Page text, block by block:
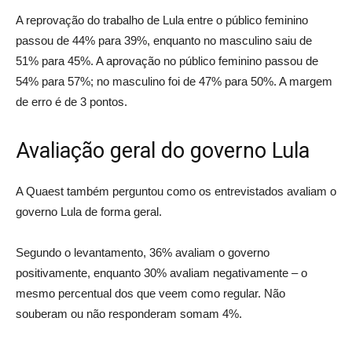
A reprovação do trabalho de Lula entre o público feminino
passou de 44% para 39%, enquanto no masculino saiu de
51% para 45%. A aprovação no público feminino passou de
54% para 57%; no masculino foi de 47% para 50%. A margem
de erro é de 3 pontos.
Avaliação geral do governo Lula
A Quaest também perguntou como os entrevistados avaliam o
governo Lula de forma geral.
Segundo o levantamento, 36% avaliam o governo
positivamente, enquanto 30% avaliam negativamente – o
mesmo percentual dos que veem como regular. Não
souberam ou não responderam somam 4%.